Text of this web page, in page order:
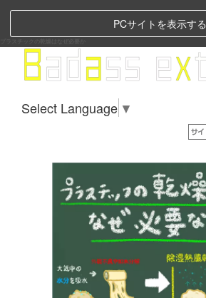
PCサイトを表示する
Select Language ▼